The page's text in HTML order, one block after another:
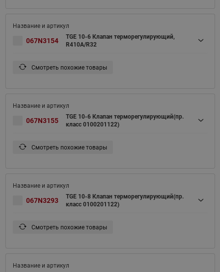
067N3154
TGE 10-6 Клапан терморегулирующий,
R410A/R32
Смотреть похожие товары
067N3155
TGE 10-6 Клапан терморегулирующий(пр.
класс 0100201122)
Смотреть похожие товары
067N3293
TGE 10-8 Клапан терморегулирующий(пр.
класс 0100201122)
Смотреть похожие товары